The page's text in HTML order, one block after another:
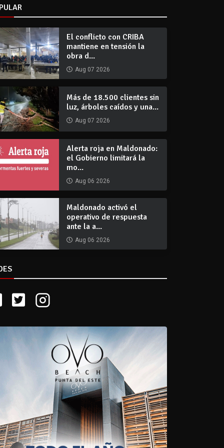
El conflicto con CRIBA
mantiene en tensión la
obra d...
Aug 07 2026
Más de 18.500 clientes sin
luz, árboles caídos y una...
Aug 07 2026
Alerta roja en Maldonado:
el Gobierno limitará la
mo...
Aug 06 2026
Maldonado activó el
operativo de respuesta
ante la a...
Aug 06 2026